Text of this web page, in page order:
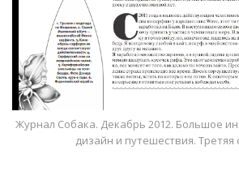
Журнал Собака. Декабрь 2012. Большое
дизайн и путешествия. Третяя